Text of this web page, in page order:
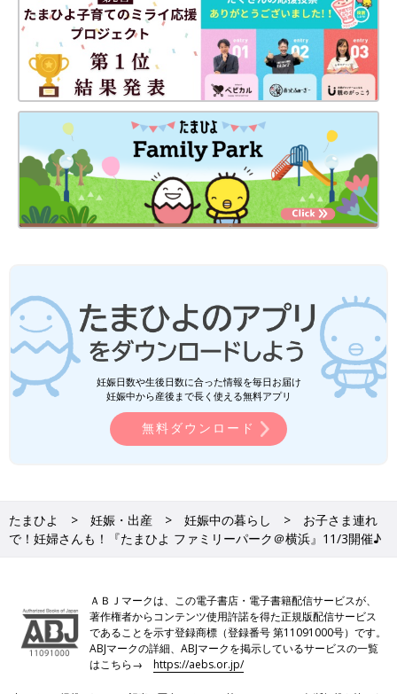
妊娠日数や生後日数に合った情報を毎日お届け
妊娠中から産後まで長く使える無料アプリ
無料ダウンロード
たまひよ 妊娠・出産 妊娠中の暮らし
お子さま連れ
で！妊婦さんも！『たまひよ ファミリーパーク＠横浜』11/3開催♪
ＡＢＪマークは、この電子書店・電子書籍配信サービスが、
著作権者からコンテンツ使用許諾を得た正規版配信サービス
であることを示す登録商標（登録番号 第11091000号）です。
ABJマークの詳細、ABJマークを掲示しているサービスの一覧
はこちら→https://aebs.or.jp/